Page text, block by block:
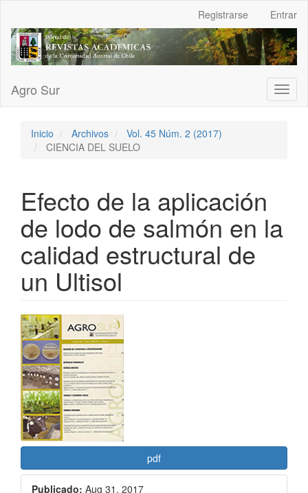
Contenido
principal
Barra
Registrarse Entrar
Agro Sur
Inicio Archivos
Vol. 45 Núm. 2 (2017)
CIENCIA DEL SUELO
Efecto de la aplicación
de lodo de salmón en la
calidad estructural de
un Ultisol
Barra
lateral
del
artículo
pdf
Publicado: Aug 31, 2017